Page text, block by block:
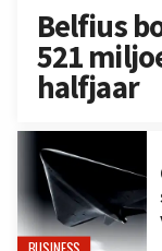
Belfius
521
halfjaar